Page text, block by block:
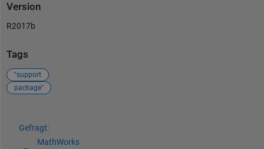
Version
R2017b
Tags
"support
package"
Gefragt:
MathWorks